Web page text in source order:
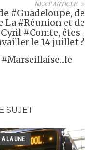
NEXT ARTICLE
#Guadeloupe, de
La #Réunion et de
#Comte, êtes-
le 14 juillet ?
SUJET
A LA UNE